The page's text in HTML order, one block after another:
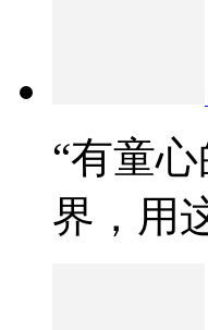
“有童
界，用